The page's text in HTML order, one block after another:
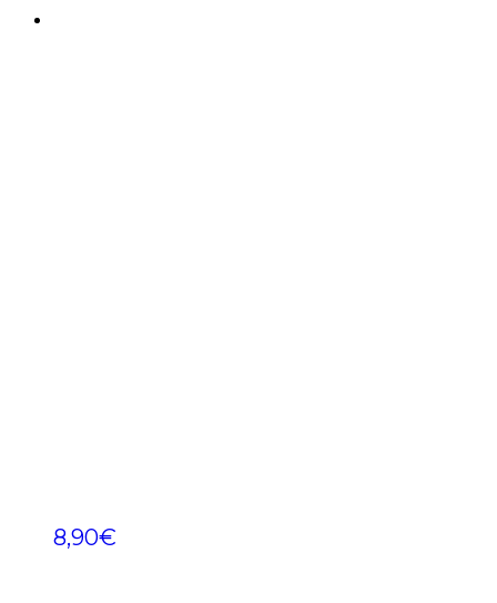
8,90€